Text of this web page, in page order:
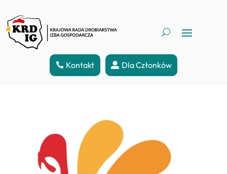
Kontakt Dla Członków